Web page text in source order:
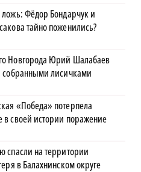
Фёдор Бондарчук и
тайно поженились?
Новгорода Юрий Шалабаев
собранными лисичками
«Победа» потерпела
в своей истории поражение
спасли на территории
в Балахнинском округе